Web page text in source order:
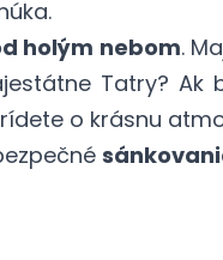
holým nebom.
Tatry? Ak
o krásnu